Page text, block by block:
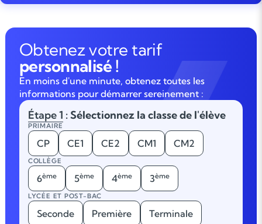
Obtenez votre tarif
personnalisé !
En moins d'une minute, obtenez toutes les
informations pour démarrer sereinement :
Étape 1 : Sélectionnez la classe de l'élève
PRIMAIRE
CP CE1 CE2 CM1 CM2
COLLÈGE
6ème 5ème 4ème 3ème
LYCÉE ET POST-BAC
Seconde Première Terminale